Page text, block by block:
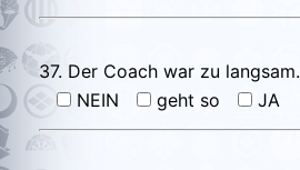
37. Der Coach war zu langsam.
NEIN
geht so JA